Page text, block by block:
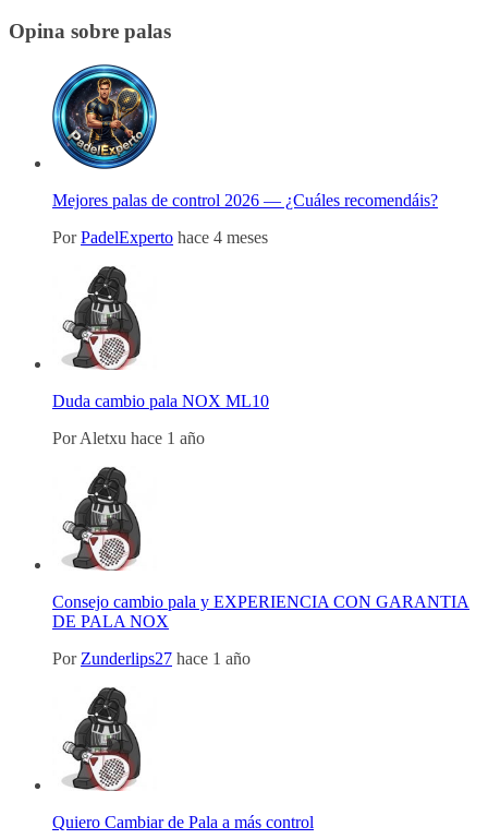
Opina sobre palas
Mejores palas de control 2026 — ¿Cuáles recomendáis?
PorPadelExperto hace 4 meses
Duda cambio pala NOX ML10
PorAletxu hace 1 año
Consejo cambio pala y EXPERIENCIA CON GARANTIA
DE PALA NOX
Por Zunderlips27 hace 1 año
Quiero Cambiar de Pala a más control